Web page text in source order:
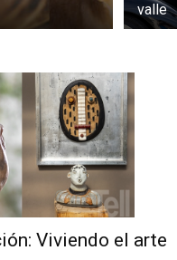
valle
Viviendo el arte